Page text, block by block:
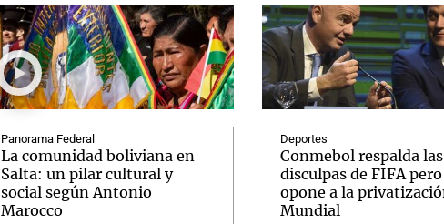
Panorama Federal
La comunidad boliviana en
Salta: un pilar cultural y
social según Antonio
Marocco
Deportes
Conmebol respalda las
disculpas de FIFA pero
opone a la
Mundial